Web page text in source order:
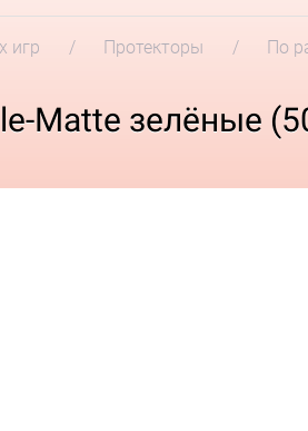
игр Протекторы По
Matte зелёные